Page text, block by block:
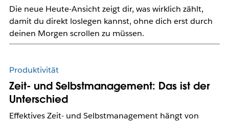
Die neue Heute-Ansicht zeigt dir, was wirklich zählt,
damit du direkt loslegen kannst, ohne dich erst durch
deinen Morgen scrollen zu müssen.
Produktivität
Zeit- und Selbstmanagement: Das ist der
Unterschied
Effektives Zeit- und Selbstmanagement hängt von